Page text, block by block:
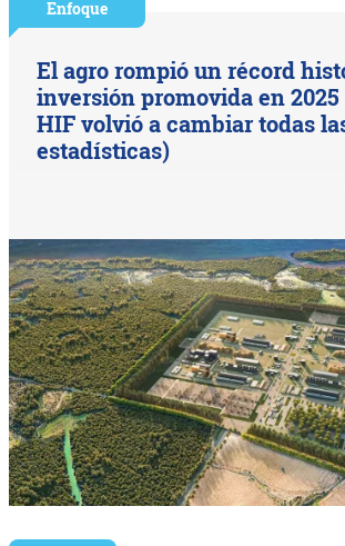
Enfoque
El agro rompió un récord
inversión promovida en 2025
HIF volvió a cambiar todas
estadísticas)